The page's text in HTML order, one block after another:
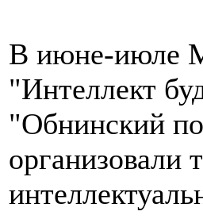
В июне-июле
"Интеллект
"Обнинский
организовали